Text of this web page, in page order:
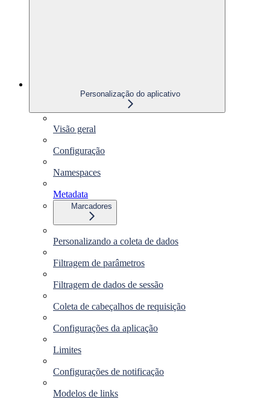
Personalização do aplicativo
Visão geral
Configuração
Namespaces
Metadata
Marcadores
Personalizando a coleta de dados
Filtragem de parâmetros
Filtragem de dados de sessão
Coleta de cabeçalhos de requisição
Configurações da aplicação
Limites
Configurações de notificação
Modelos de links